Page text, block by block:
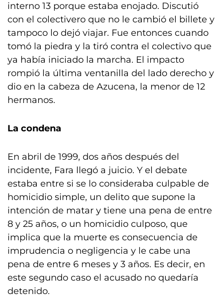
interno 13 porque estaba enojado. Discutió
con el colectivero que no le cambió el billete y
tampoco lo dejó viajar. Fue entonces cuando
tomó la piedra y la tiró contra el colectivo que
ya había iniciado la marcha. El impacto
rompió la última ventanilla del lado derecho y
dio en la cabeza de Azucena, la menor de 12
hermanos.
La condena
En abril de 1999, dos años después del
incidente, Fara llegó a juicio. Y el debate
estaba entre si se lo consideraba culpable de
homicidio simple, un delito que supone la
intención de matar y tiene una pena de entre
8 y 25 años, o un homicidio culposo, que
implica que la muerte es consecuencia de
imprudencia o negligencia y le cabe una
pena de entre 6 meses y 3 años. Es decir, en
este segundo caso el acusado no quedaría
detenido.